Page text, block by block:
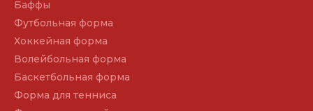
Баффы
Футбольная форма
Хоккейная форма
Волейбольная форма
Баскетбольная форма
Форма для тенниса